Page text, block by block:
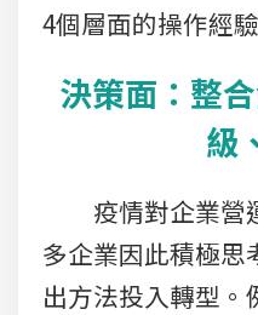
4個層面的操作經驗
決策面：整
級
疫情對企業營
多企業因此積極思
出方法投入轉型。